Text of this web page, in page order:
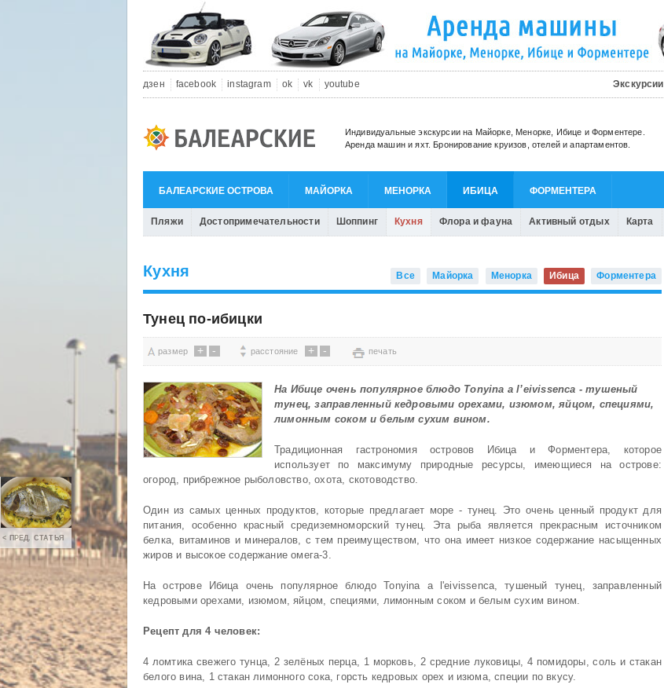
< ПРЕД. СТАТЬЯ
дзен facebook instagram ok vk youtube Экскурсии
Индивидуальные экскурсии на Майорке, Менорке, Ибице и Форментере.
Аренда машин и яхт. Бронирование круизов, отелей и апартаментов.
БАЛЕАРСКИЕ ОСТРОВА МАЙОРКА МЕНОРКА ИБИЦА ФОРМЕНТЕРА
Пляжи Достопримечательности Шоппинг Кухня Флора и фауна Активный отдых Карта
Кухня Все Майорка Менорка Ибица Форментера
Тунец по-ибицки
размер + - расстояние + - печать
На Ибице очень популярное блюдо Tonyina a l’eivissenca - тушеный
тунец, заправленный кедровыми орехами, изюмом, яйцом, специями,
лимонным соком и белым сухим вином.
Традиционная гастрономия островов Ибица и Форментера, которое
использует по максимуму природные ресурсы, имеющиеся на острове:
огород, прибрежное рыболовство, охота, скотоводство.
Один из самых ценных продуктов, которые предлагает море - тунец. Это очень ценный продукт для
питания, особенно красный средиземноморский тунец. Эта рыба является прекрасным источником
белка, витаминов и минералов, с тем преимуществом, что она имеет низкое содержание насыщенных
жиров и высокое содержание омега-3.
На острове Ибица очень популярное блюдо Tonyina a l'eivissenca, тушеный тунец, заправленный
кедровыми орехами, изюмом, яйцом, специями, лимонным соком и белым сухим вином.
Рецепт для 4 человек:
4 ломтика свежего тунца, 2 зелёных перца, 1 морковь, 2 средние луковицы, 4 помидоры, соль и стакан
белого вина, 1 стакан лимонного сока, горсть кедровых орех и изюма, специи по вкусу.